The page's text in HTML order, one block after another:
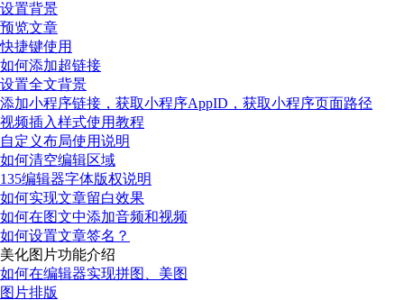
设置背景
预览文章
快捷键使用
如何添加超链接
设置全文背景
添加小程序链接，获取小程序AppID，获取小程序页面路径
视频插入样式使用教程
自定义布局使用说明
如何清空编辑区域
135编辑器字体版权说明
如何实现文章留白效果
如何在图文中添加音频和视频
如何设置文章签名？
美化图片功能介绍
如何在编辑器实现拼图、美图
图片排版